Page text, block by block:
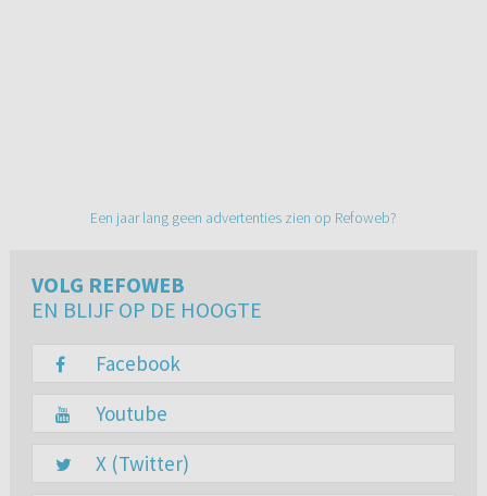
Een jaar lang geen advertenties zien op Refoweb?
VOLG REFOWEB
EN BLIJF OP DE HOOGTE
Facebook
Youtube
X (Twitter)